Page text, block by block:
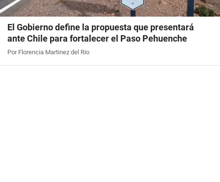
El Gobierno define la propuesta que presentará
ante Chile para fortalecer el Paso Pehuenche
Por Florencia Martinez del Rio